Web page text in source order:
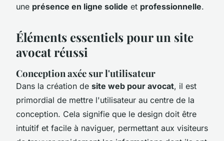
une présence en ligne solide et professionnelle.
Éléments essentiels pour un site
avocat réussi
Conception axée sur l'utilisateur
Dans la création de site web pour avocat, il est
primordial de mettre l'utilisateur au centre de la
conception. Cela signifie que le design doit être
intuitif et facile à naviguer, permettant aux visiteurs